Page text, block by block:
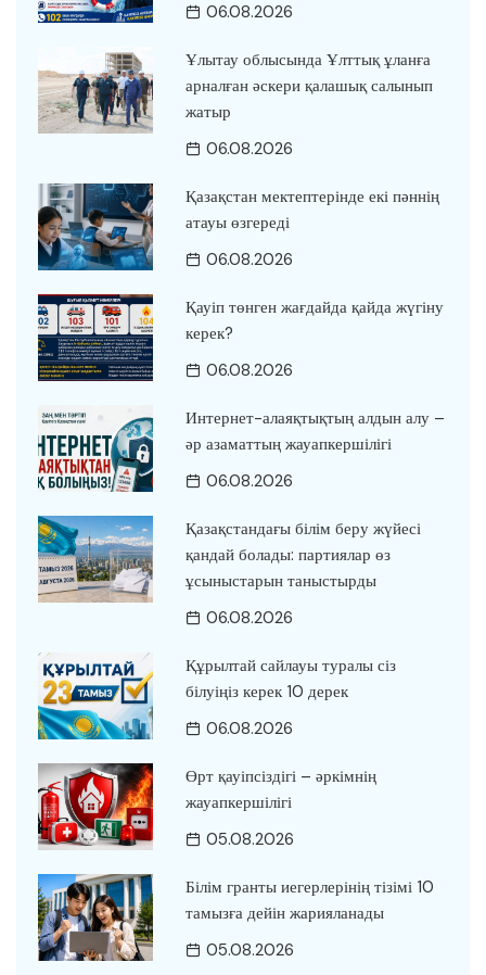
06.08.2026
Ұлытау облысында Ұлттық ұланға
арналған әскери қалашық салынып
жатыр
06.08.2026
Қазақстан мектептерінде екі пәннің
атауы өзгереді
06.08.2026
Қауіп төнген жағдайда қайда жүгіну
керек?
06.08.2026
Интернет-алаяқтықтың алдын алу –
әр азаматтың жауапкершілігі
06.08.2026
Қазақстандағы білім беру жүйесі
қандай болады: партиялар өз
ұсыныстарын таныстырды
06.08.2026
Құрылтай сайлауы туралы сіз
білуіңіз керек 10 дерек
06.08.2026
Өрт қауіпсіздігі – әркімнің
жауапкершілігі
05.08.2026
Білім гранты иегерлерінің тізімі 10
тамызға дейін жарияланады
05.08.2026